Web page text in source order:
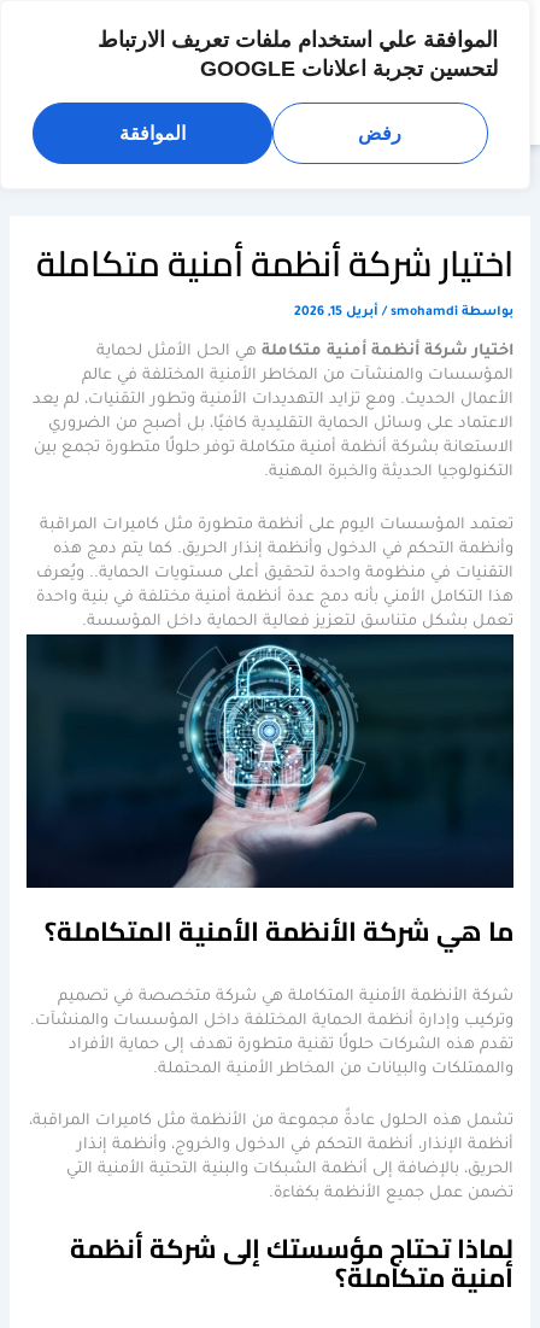
الموافقة علي استخدام ملفات تعريف الارتباط
لتحسين تجربة اعلانات GOOGLE
رفض الموافقة
المحتوى
اختيار شركة أنظمة أمنية متكاملة
بواسطة smohamdi
/ أبريل 15, 2026
اختيار شركة أنظمة أمنية متكاملة هي الحل الأمثل لحماية
المؤسسات والمنشآت من المخاطر الأمنية المختلفة في عالم
الأعمال الحديث. ومع تزايد التهديدات الأمنية وتطور التقنيات، لم يعد
الاعتماد على وسائل الحماية التقليدية كافيًا، بل أصبح من الضروري
الاستعانة بشركة أنظمة أمنية متكاملة توفر حلولًا متطورة تجمع بين
التكنولوجيا الحديثة والخبرة المهنية.
تعتمد المؤسسات اليوم على أنظمة متطورة مثل كاميرات المراقبة
وأنظمة التحكم في الدخول وأنظمة إنذار الحريق. كما يتم دمج هذه
التقنيات في منظومة واحدة لتحقيق أعلى مستويات الحماية.. ويُعرف
هذا التكامل الأمني بأنه دمج عدة أنظمة أمنية مختلفة في بنية واحدة
تعمل بشكل متناسق لتعزيز فعالية الحماية داخل المؤسسة.
ما هي شركة الأنظمة الأمنية المتكاملة؟
شركة الأنظمة الأمنية المتكاملة هي شركة متخصصة في تصميم
وتركيب وإدارة أنظمة الحماية المختلفة داخل المؤسسات والمنشآت.
تقدم هذه الشركات حلولًا تقنية متطورة تهدف إلى حماية الأفراد
والممتلكات والبيانات من المخاطر الأمنية المحتملة.
تشمل هذه الحلول عادةً مجموعة من الأنظمة مثل كاميرات المراقبة،
أنظمة الإنذار، أنظمة التحكم في الدخول والخروج، وأنظمة إنذار
الحريق، بالإضافة إلى أنظمة الشبكات والبنية التحتية الأمنية التي
تضمن عمل جميع الأنظمة بكفاءة.
لماذا تحتاج مؤسستك إلى شركة أنظمة
أمنية متكاملة؟